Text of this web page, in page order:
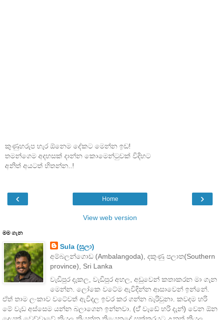
කුණුහරුප හැර ඕනෙම දේකට මෙන්න ඉඩ!
තමන්ගෙම අදහසක් දාන්න කොමෙන්ටුවක් විදිහට
අනිත් අයටත් හිතන්න..!
‹ ›
Home
View web version
මම ගැන
Sula (සුලා)
අම්බලන්ගොඩ (Ambalangoda), දකුණු පලාත(Southern
province), Sri Lanka
වැඩිපුර දැකල, වැඩිපුර අහල, අඩුවෙන් කතාකරන මා ගැන
මෙන්න. ලෝකෙ වටේම ඇවිදින්න ආසාවෙන් ඉන්නේ.
ඒත් තාම ලංකාව වටේවත් ඇවිදල ඉවර කර ගන්න බැරිවුනා. කවදම හරි
මේ වැඩ අස්සෙම යන්න බලාගෙන ඉන්නවා. (ඒ් වැඩේ හරි දැන්) වෙන ඕන
දෙයක් වෙච්චාවේ කියල කියන්න තියෙනදේ සක්කරයට උනත් කියල